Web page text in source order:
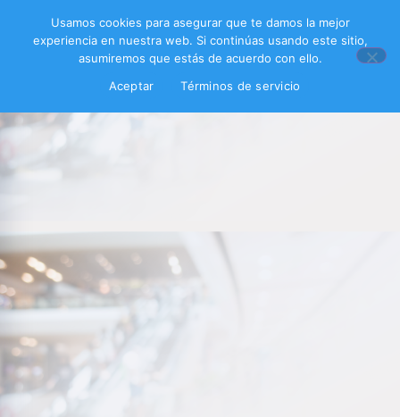
Usamos cookies para asegurar que te damos la mejor
experiencia en nuestra web. Si continúas usando este sitio,
asumiremos que estás de acuerdo con ello.
Aceptar
Términos de servicio